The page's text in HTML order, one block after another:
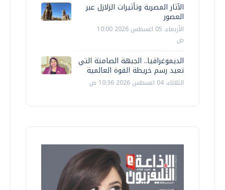
الآثار المصرية وتأثيرات الزلازل عبر
العصور
الأربعاء، 05 اغسطس 2026 10:00
ص
الديموغرافيا.. الجبهة الصامتة التي
تعيد رسم خريطة القوة العالمية
الثلاثاء، 04 اغسطس 2026 10:36 ص